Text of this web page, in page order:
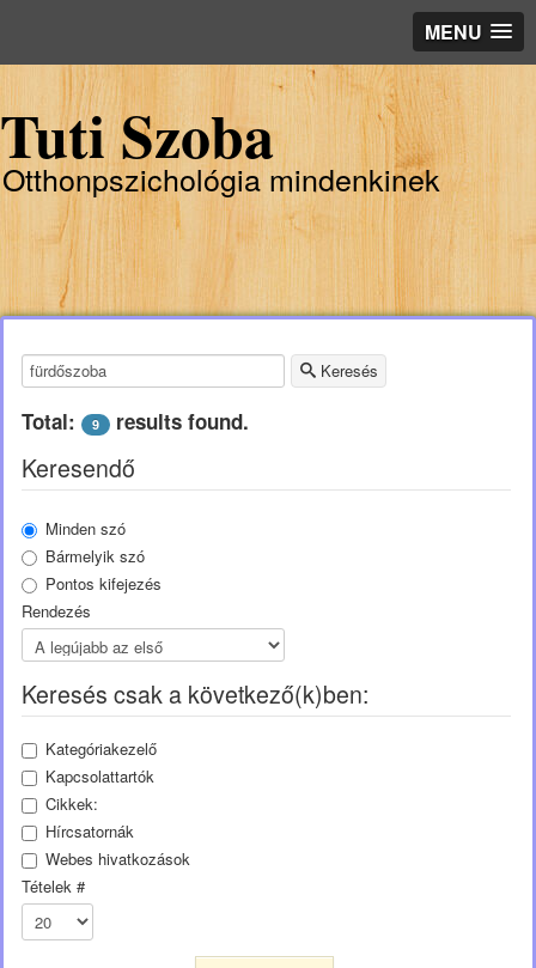
MENU
Tuti Szoba
Otthonpszichológia mindenkinek
Keresendő kulcsszó: Keresés
Total: 9 results found.
Keresendő
Minden szó
Bármelyik szó
Pontos kifejezés
Rendezés
Keresés csak a következő(k)ben:
Kategóriakezelő
Kapcsolattartók
Cikkek:
Hírcsatornák
Webes hivatkozások
Tételek #